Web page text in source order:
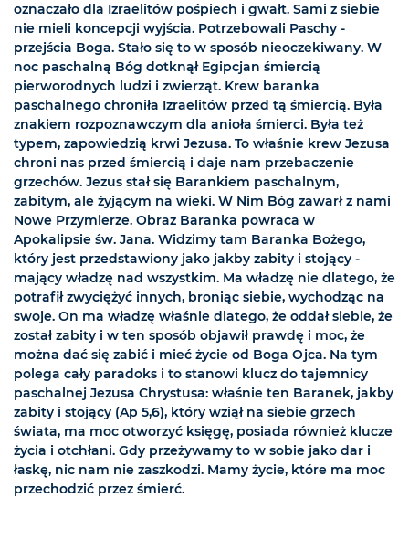
oznaczało dla Izraelitów pośpiech i gwałt. Sami z siebie
nie mieli koncepcji wyjścia. Potrzebowali Paschy -
przejścia Boga. Stało się to w sposób nieoczekiwany. W
noc paschalną Bóg dotknął Egipcjan śmiercią
pierworodnych ludzi i zwierząt. Krew baranka
paschalnego chroniła Izraelitów przed tą śmiercią. Była
znakiem rozpoznawczym dla anioła śmierci. Była też
typem, zapowiedzią krwi Jezusa. To właśnie krew Jezusa
chroni nas przed śmiercią i daje nam przebaczenie
grzechów. Jezus stał się Barankiem paschalnym,
zabitym, ale żyjącym na wieki. W Nim Bóg zawarł z nami
Nowe Przymierze. Obraz Baranka powraca w
Apokalipsie św. Jana. Widzimy tam Baranka Bożego,
który jest przedstawiony jako jakby zabity i stojący -
mający władzę nad wszystkim. Ma władzę nie dlatego, że
potrafił zwyciężyć innych, broniąc siebie, wychodząc na
swoje. On ma władzę właśnie dlatego, że oddał siebie, że
został zabity i w ten sposób objawił prawdę i moc, że
można dać się zabić i mieć życie od Boga Ojca. Na tym
polega cały paradoks i to stanowi klucz do tajemnicy
paschalnej Jezusa Chrystusa: właśnie ten Baranek, jakby
zabity i stojący (Ap 5,6), który wziął na siebie grzech
świata, ma moc otworzyć księgę, posiada również klucze
życia i otchłani. Gdy przeżywamy to w sobie jako dar i
łaskę, nic nam nie zaszkodzi. Mamy życie, które ma moc
przechodzić przez śmierć.